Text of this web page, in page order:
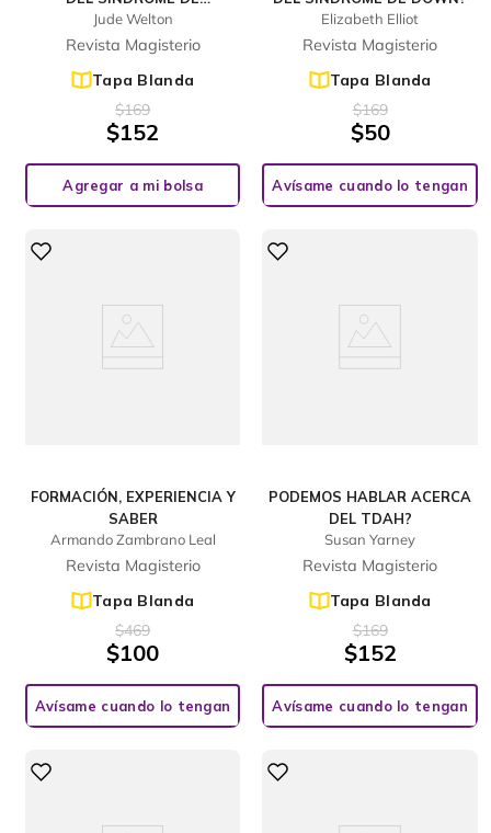
ASPERGER?
Jude Welton
Revista Magisterio
Tapa Blanda
$169
$152
Agregar a mi bolsa
Elizabeth Elliot
Revista Magisterio
Tapa Blanda
$169
$50
Avísame cuando lo tengan
FORMACIÓN, EXPERIENCIA Y
SABER
Armando Zambrano Leal
Revista Magisterio
Tapa Blanda
$469
$100
Avísame cuando lo tengan
PODEMOS HABLAR ACERCA
DEL TDAH?
Susan Yarney
Revista Magisterio
Tapa Blanda
$169
$152
Avísame cuando lo tengan